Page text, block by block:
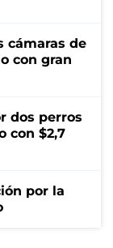
cámaras de
con gran
dos perros
con $2,7
por la